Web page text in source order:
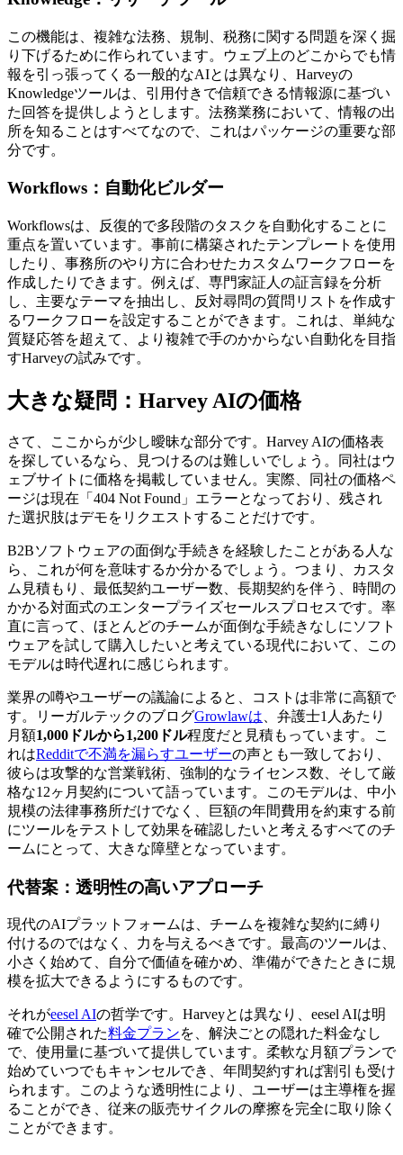
この機能は、複雑な法務、規制、税務に関する問題を深く掘
り下げるために作られています。ウェブ上のどこからでも情
報を引っ張ってくる一般的なAIとは異なり、Harveyの
Knowledgeツールは、引用付きで信頼できる情報源に基づい
た回答を提供しようとします。法務業務において、情報の出
所を知ることはすべてなので、これはパッケージの重要な部
分です。
Workflows：自動化ビルダー
Workflowsは、反復的で多段階のタスクを自動化することに
重点を置いています。事前に構築されたテンプレートを使用
したり、事務所のやり方に合わせたカスタムワークフローを
作成したりできます。例えば、専門家証人の証言録を分析
し、主要なテーマを抽出し、反対尋問の質問リストを作成す
るワークフローを設定することができます。これは、単純な
質疑応答を超えて、より複雑で手のかからない自動化を目指
すHarveyの試みです。
大きな疑問：Harvey AIの価格
さて、ここからが少し曖昧な部分です。Harvey AIの価格表
を探しているなら、見つけるのは難しいでしょう。同社はウ
ェブサイトに価格を掲載していません。実際、同社の価格ペ
ージは現在「404 Not Found」エラーとなっており、残され
た選択肢はデモをリクエストすることだけです。
B2Bソフトウェアの面倒な手続きを経験したことがある人な
ら、これが何を意味するか分かるでしょう。つまり、カスタ
ム見積もり、最低契約ユーザー数、長期契約を伴う、時間の
かかる対面式のエンタープライズセールスプロセスです。率
直に言って、ほとんどのチームが面倒な手続きなしにソフト
ウェアを試して購入したいと考えている現代において、この
モデルは時代遅れに感じられます。
業界の噂やユーザーの議論によると、コストは非常に高額で
す。リーガルテックのブログGrowlawは 、弁護士1人あたり
月額1,000ドルから1,200ドル程度だと見積もっています。こ
れはRedditで不満を漏らすユーザーの声とも一致しており、
彼らは攻撃的な営業戦術、強制的なライセンス数、そして厳
格な12ヶ月契約について語っています。このモデルは、中小
規模の法律事務所だけでなく、巨額の年間費用を約束する前
にツールをテストして効果を確認したいと考えるすべてのチ
ームにとって、大きな障壁となっています。
代替案：透明性の高いアプローチ
現代のAIプラットフォームは、チームを複雑な契約に縛り
付けるのではなく、力を与えるべきです。最高のツールは、
小さく始めて、自分で価値を確かめ、準備ができたときに規
模を拡大できるようにするものです。
それがeesel AIの哲学です。Harveyとは異なり、eesel AIは明
確で公開された料金プランを、解決ごとの隠れた料金なし
で、使用量に基づいて提供しています。柔軟な月額プランで
始めていつでもキャンセルでき、年間契約すれば割引も受け
られます。このような透明性により、ユーザーは主導権を握
ることができ、従来の販売サイクルの摩擦を完全に取り除く
ことができます。